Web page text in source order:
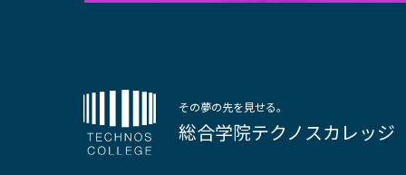
その夢の先を見せる。
総合学院テクノスカレッジ